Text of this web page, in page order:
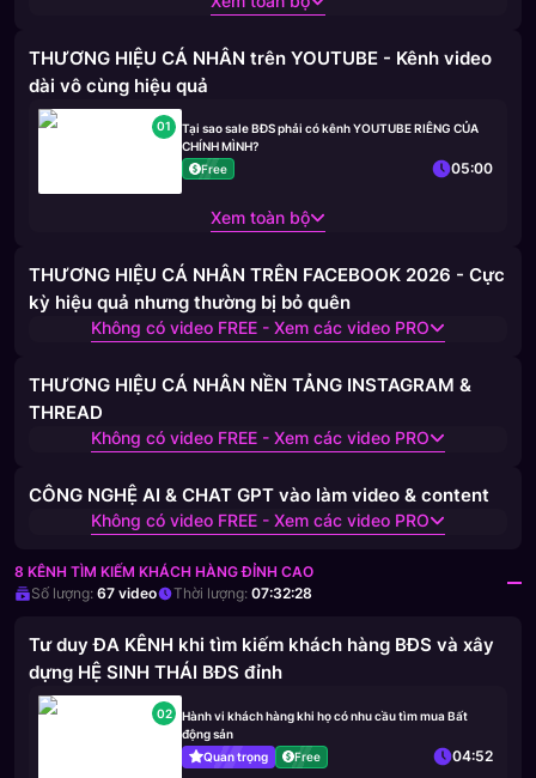
THƯƠNG HIỆU CÁ NHÂN trên YOUTUBE - Kênh video
dài vô cùng hiệu quả
01
Tại sao sale BĐS phải có kênh YOUTUBE RIÊNG CỦA
CHÍNH MÌNH?
Free
05:00
Xem toàn bộ
THƯƠNG HIỆU CÁ NHÂN TRÊN FACEBOOK 2026 - Cực
kỳ hiệu quả nhưng thường bị bỏ quên
Không có video FREE - Xem các video PRO
THƯƠNG HIỆU CÁ NHÂN NỀN TẢNG INSTAGRAM &
THREAD
Không có video FREE - Xem các video PRO
CÔNG NGHỆ AI & CHAT GPT vào làm video & content
Không có video FREE - Xem các video PRO
8 KÊNH TÌM KIẾM KHÁCH HÀNG ĐỈNH CAO
Số lượng: 67 video Thời lượng: 07:32:28
Tư duy ĐA KÊNH khi tìm kiếm khách hàng BĐS và xây
dựng HỆ SINH THÁI BĐS đỉnh
02
Hành vi khách hàng khi họ có nhu cầu tìm mua Bất
động sản
Quan trọng
Free 04:52